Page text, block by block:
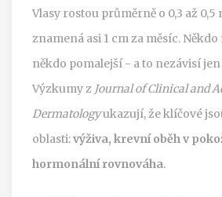
Vlasy rostou průměrně o 0,3 až 0,5
znamená asi 1 cm za měsíc.
někdo pomalejší - a to nezávisí
Výzkumy z Journal of Clinical and
Dermatologyukazují, že klíčové
oblasti:výživa, krevní oběh v
hormonální rovnováha.